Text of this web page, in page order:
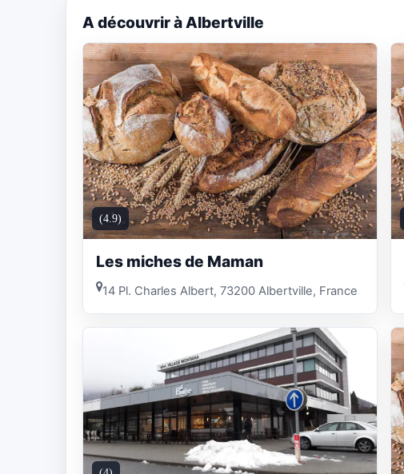
A découvrir à Albertville
(4.9)
Les miches de Maman
14 Pl. Charles Albert, 73200 Albertville, France